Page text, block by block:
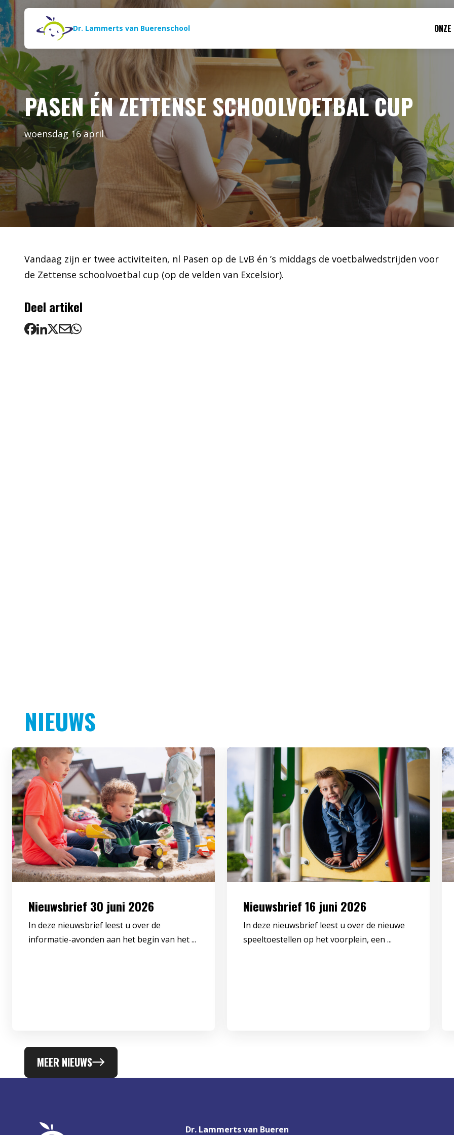
Naar de inhoud
Dr. Lammerts van Buerenschool
PASEN ÉN ZETTENSE SCHOOLVOETBAL CUP
woensdag 16 april
Vandaag zijn er twee activiteiten, nl Pasen op de LvB én ’s middags de voetbalwedstrijden voor
de Zettense schoolvoetbal cup (op de velden van Excelsior).
Deel artikel
NIEUWS
Nieuwsbrief 30 juni 2026
In deze nieuwsbrief leest u over de
informatie-avonden aan het begin van het ...
Nieuwsbrief 16 juni 2026
In deze nieuwsbrief leest u over de nieuwe
speeltoestellen op het voorplein, een ...
MEER NIEUWS
Dr. Lammerts van Bueren